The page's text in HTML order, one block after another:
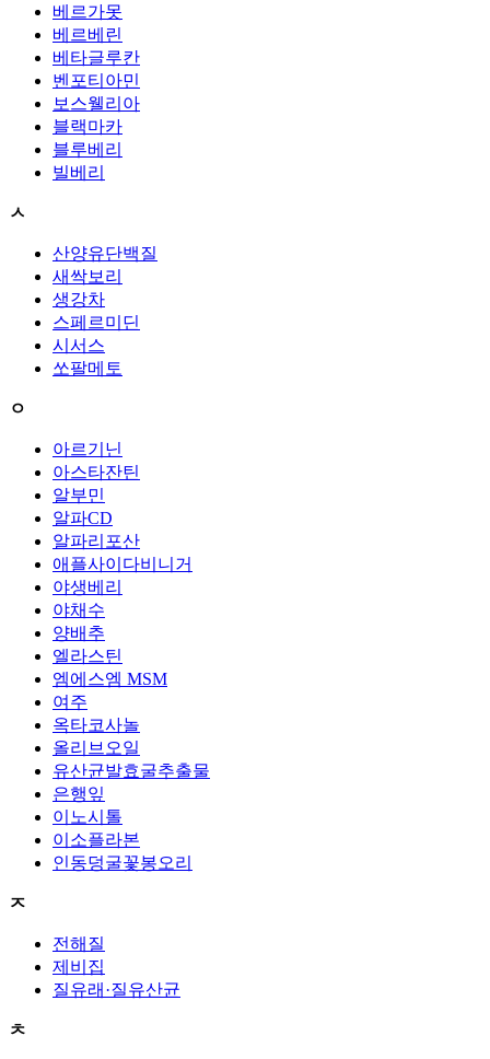
베르가못
베르베린
베타글루칸
벤포티아민
보스웰리아
블랙마카
블루베리
빌베리
ㅅ
산양유단백질
새싹보리
생강차
스페르미딘
시서스
쏘팔메토
ㅇ
아르기닌
아스타잔틴
알부민
알파CD
알파리포산
애플사이다비니거
야생베리
야채수
양배추
엘라스틴
엠에스엠 MSM
여주
옥타코사놀
올리브오일
유산균발효굴추출물
은행잎
이노시톨
이소플라본
인동덩굴꽃봉오리
ㅈ
전해질
제비집
질유래·질유산균
ㅊ